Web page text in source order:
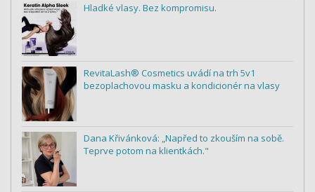
Hladké vlasy. Bez kompromisu.
RevitaLash® Cosmetics uvádí na trh 5v1
bezoplachovou masku a kondicionér na vlasy
Dana Křivánková: „Napřed to zkouším na sobě.
Teprve potom na klientkách."